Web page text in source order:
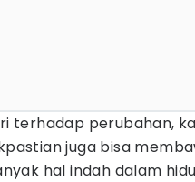
terhadap perubahan,
juga bisa
hal indah dalam